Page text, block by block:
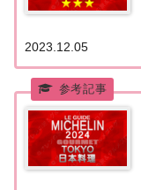
2023.12.05